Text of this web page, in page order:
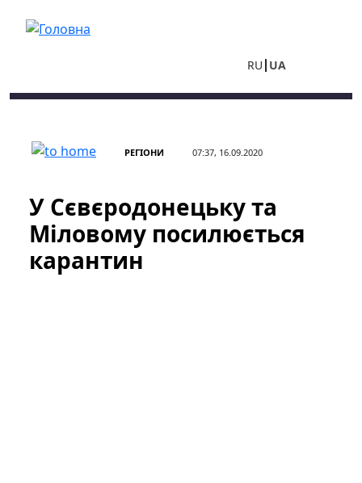
RU UA
РЕГІОНИ 07:37, 16.09.2020
У Сєвєродонецьку та
Міловому посилюється
карантин